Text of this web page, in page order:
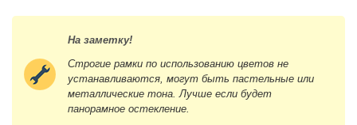
На заметку!
Строгие рамки по использованию цветов не
устанавливаются, могут быть пастельные или
металлические тона. Лучше если будет
панорамное остекление.